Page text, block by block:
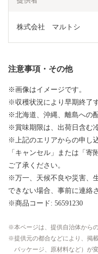
株式会社　マルトシ
注意事項・その他
※画像はイメージです。
※収穫状況により早期終了
※北海道、沖縄、離島への
※賞味期限は、出荷日含む
※上記のエリアからの申し
「キャンセル」または「
ご了承ください。
※万一、天候不良や災害、
できない場合、事前に連絡
※商品コード: 56591230
本ページは、提供自治体から
提供元の都合などにより、掲
パッケージ、原材料など）が